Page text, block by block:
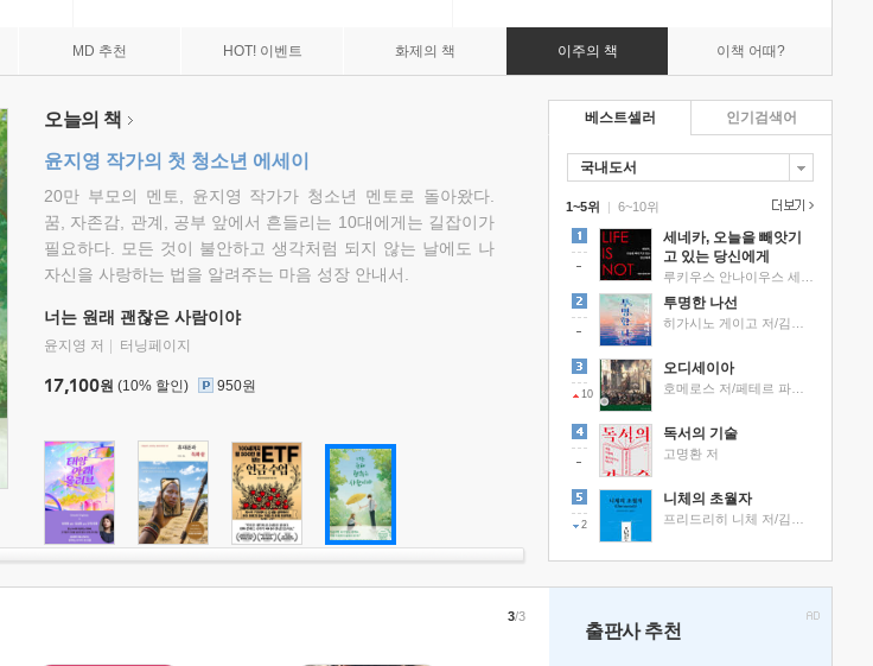
MD 추천 HOT! 이벤트 화제의 책 이주의 책 이책 어때?
오늘의 책
윤지영 작가의 첫 청소년 에세이
20만 부모의 멘토, 윤지영 작가가 청소년 멘토로 돌아왔다.
꿈, 자존감, 관계, 공부 앞에서 흔들리는 10대에게는 길잡이가
필요하다. 모든 것이 불안하고 생각처럼 되지 않는 날에도 나
자신을 사랑하는 법을 알려주는 마음 성장 안내서.
너는 원래 괜찮은 사람이야
윤지영 저 터닝페이지
17,100원 (10% 할인) 950원
베스트셀러
국내도서
1~5위 |
세네카, 오늘을 빼앗기
고 있는 당신에게
투명한 나선
10
오디세이아
독서의 기술
고명환 저
2
니체의 초월자
6~10위
인기검색어
3/3
출판사 추천